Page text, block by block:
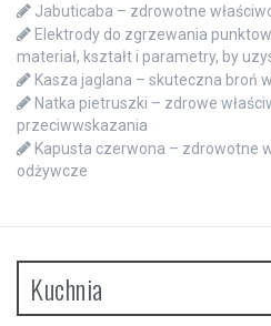
Jabuticaba – zdrowotne
Elektrody do zgrzewania
materiał, kształt i parametry, by
Kasza jaglana – skuteczna broń
Natka pietruszki – zdrowe
przeciwwskazania
Kapusta czerwona – zdrowotne
odżywcze
Kuchnia